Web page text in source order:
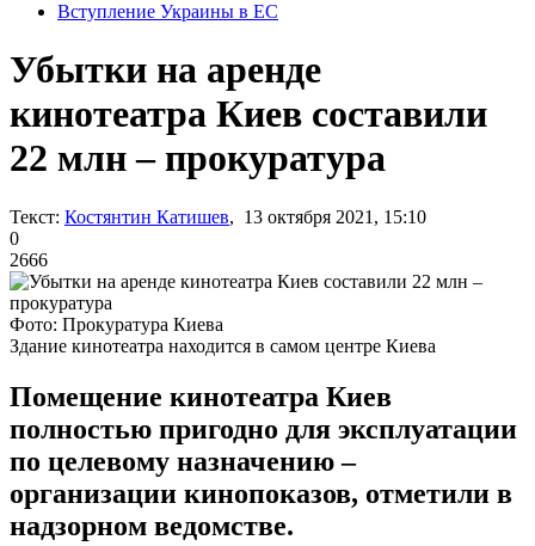
Вступление Украины в ЕС
Убытки на аренде
кинотеатра Киев составили
22 млн – прокуратура
Текст: Костянтин Катишев, 13 октября 2021, 15:10
0
2666
Фото: Прокуратура Киева
Здание кинотеатра находится в самом центре Киева
Помещение кинотеатра Киев
полностью пригодно для эксплуатации
по целевому назначению –
организации кинопоказов, отметили в
надзорном ведомстве.